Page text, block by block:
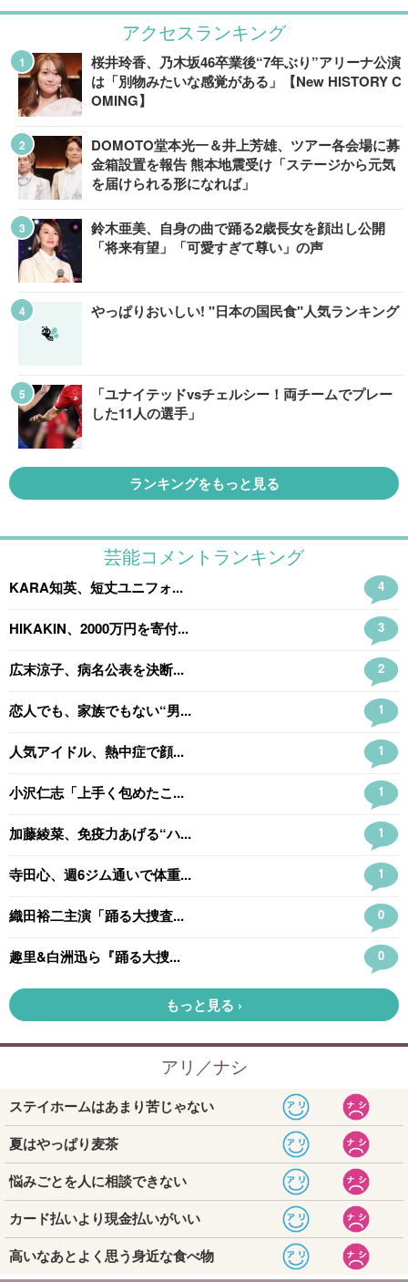
アクセスランキング
桜井玲香、乃木坂46卒業後“7年ぶり”アリーナ公演
は「別物みたいな感覚がある」【New HISTORY C
OMING】
DOMOTO堂本光一＆井上芳雄、ツアー各会場に募
金箱設置を報告 熊本地震受け「ステージから元気
を届けられる形になれば」
鈴木亜美、自身の曲で踊る2歳長女を顔出し公開
「将来有望」「可愛すぎて尊い」の声
やっぱりおいしい! "日本の国民食"人気ランキング
「ユナイテッドvsチェルシー！両チームでプレー
した11人の選手」
ランキングをもっと見る